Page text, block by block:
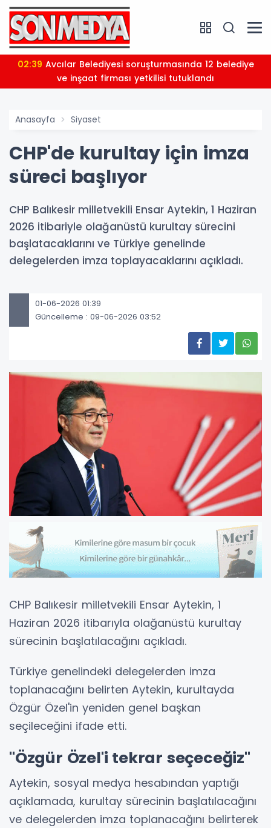
02:39
ve inşaat firması yetkilisi tutuklandı
Anasayfa Siyaset
CHP'de kurultay için imza
süreci başlıyor
CHP Balıkesir milletvekili Ensar Aytekin, 1 Haziran
2026 itibariyle olağanüstü kurultay sürecini
başlatacaklarını ve Türkiye genelinde
delegelerden imza toplayacaklarını açıkladı.
01-06-2026 01:39
Güncelleme : 09-06-2026 03:52
CHP Balıkesir milletvekili Ensar Aytekin, 1
Haziran 2026 itibarıyla olağanüstü kurultay
sürecinin başlatılacağını açıkladı.
Türkiye genelindeki delegelerden imza
toplanacağını belirten Aytekin, kurultayda
Özgür Özel'in yeniden genel başkan
seçileceğini ifade etti.
"Özgür Özel'i tekrar seçeceğiz"
Aytekin, sosyal medya hesabından yaptığı
açıklamada, kurultay sürecinin başlatılacağını
ve delegelerden imza toplanacağını belirterek